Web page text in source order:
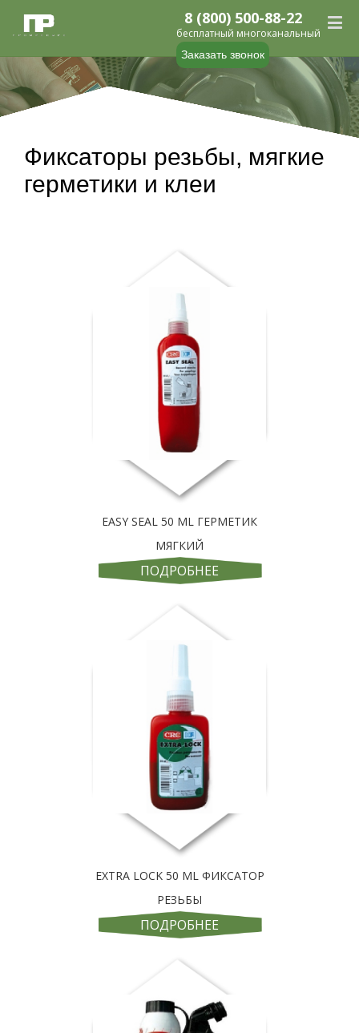
Заказать звонок
8 (800) 500-88-22
бесплатный многоканальный
Фиксаторы резьбы, мягкие
герметики и клеи
EASY SEAL 50 ML ГЕРМЕТИК
МЯГКИЙ
ПОДРОБНЕЕ
EXTRA LOCK 50 ML ФИКСАТОР
РЕЗЬБЫ
ПОДРОБНЕЕ